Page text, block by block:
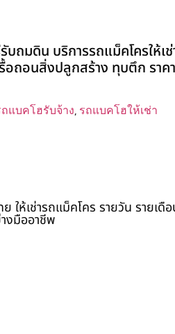
ถมดิน บริการรถแม็คโครให้
ถอนสิ่งปลูกสร้าง ทุบตึก ราค
แบคโฮรับจ้าง, รถแบคโฮให้เช่า
ให้เช่ารถแม็คโคร รายวัน รายเดื
งมืออาชีพ